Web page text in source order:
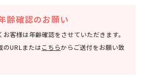
齢確認のお願い
客様は年齢確認をさせていただきます。
のURLまたはこちらからご送付をお願い致